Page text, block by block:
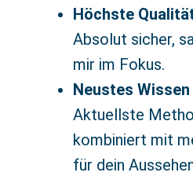
Höchste
Absolut sicher,
mir im Fokus.
Neustes
Aktuellste
kombiniert mit
für dein